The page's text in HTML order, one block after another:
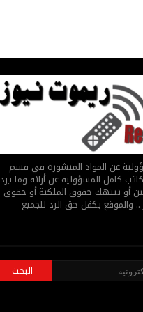
عن المواد المنشورة في قسم
كامل المسؤولية عن أرائه وما يرد
أو تنتهك حقوق الملكية أو حقوق
والموقع يكفل حق الرد للجميع